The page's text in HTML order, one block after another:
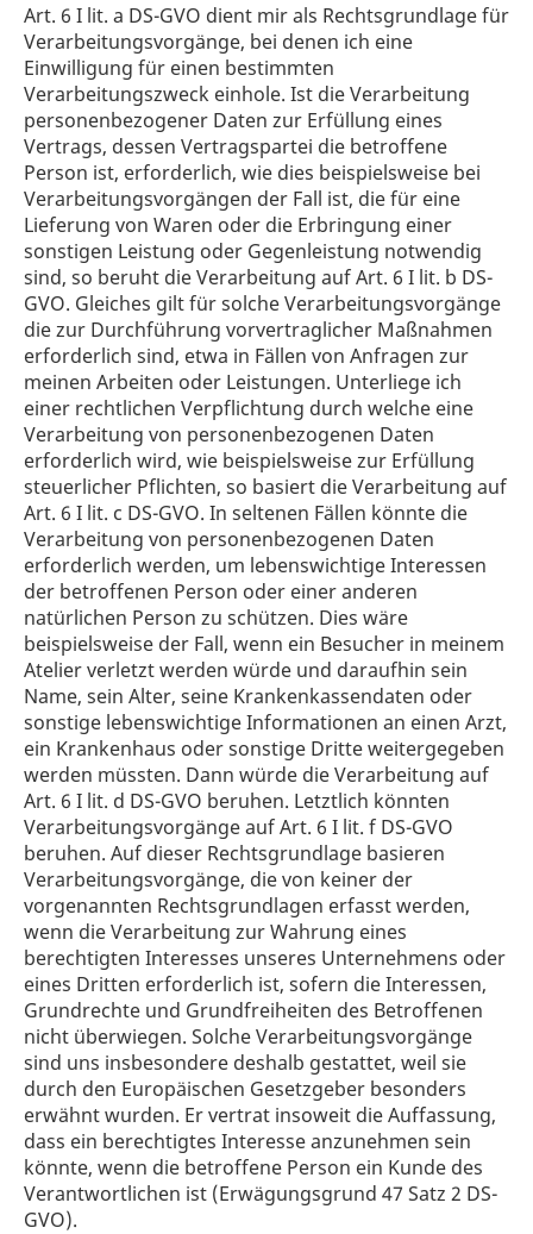
Art. 6 I lit. a DS-GVO dient mir als Rechtsgrundlage für
Verarbeitungsvorgänge, bei denen ich eine
Einwilligung für einen bestimmten
Verarbeitungszweck einhole. Ist die Verarbeitung
personenbezogener Daten zur Erfüllung eines
Vertrags, dessen Vertragspartei die betroffene
Person ist, erforderlich, wie dies beispielsweise bei
Verarbeitungsvorgängen der Fall ist, die für eine
Lieferung von Waren oder die Erbringung einer
sonstigen Leistung oder Gegenleistung notwendig
sind, so beruht die Verarbeitung auf Art. 6 I lit. b DS-
GVO. Gleiches gilt für solche Verarbeitungsvorgänge
die zur Durchführung vorvertraglicher Maßnahmen
erforderlich sind, etwa in Fällen von Anfragen zur
meinen Arbeiten oder Leistungen. Unterliege ich
einer rechtlichen Verpflichtung durch welche eine
Verarbeitung von personenbezogenen Daten
erforderlich wird, wie beispielsweise zur Erfüllung
steuerlicher Pflichten, so basiert die Verarbeitung auf
Art. 6 I lit. c DS-GVO. In seltenen Fällen könnte die
Verarbeitung von personenbezogenen Daten
erforderlich werden, um lebenswichtige Interessen
der betroffenen Person oder einer anderen
natürlichen Person zu schützen. Dies wäre
beispielsweise der Fall, wenn ein Besucher in meinem
Atelier verletzt werden würde und daraufhin sein
Name, sein Alter, seine Krankenkassendaten oder
sonstige lebenswichtige Informationen an einen Arzt,
ein Krankenhaus oder sonstige Dritte weitergegeben
werden müssten. Dann würde die Verarbeitung auf
Art. 6 I lit. d DS-GVO beruhen. Letztlich könnten
Verarbeitungsvorgänge auf Art. 6 I lit. f DS-GVO
beruhen. Auf dieser Rechtsgrundlage basieren
Verarbeitungsvorgänge, die von keiner der
vorgenannten Rechtsgrundlagen erfasst werden,
wenn die Verarbeitung zur Wahrung eines
berechtigten Interesses unseres Unternehmens oder
eines Dritten erforderlich ist, sofern die Interessen,
Grundrechte und Grundfreiheiten des Betroffenen
nicht überwiegen. Solche Verarbeitungsvorgänge
sind uns insbesondere deshalb gestattet, weil sie
durch den Europäischen Gesetzgeber besonders
erwähnt wurden. Er vertrat insoweit die Auffassung,
dass ein berechtigtes Interesse anzunehmen sein
könnte, wenn die betroffene Person ein Kunde des
Verantwortlichen ist (Erwägungsgrund 47 Satz 2 DS-
GVO).